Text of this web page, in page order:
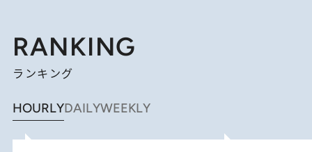
RANKING
ランキング
HOURLYDAILYWEEKLY